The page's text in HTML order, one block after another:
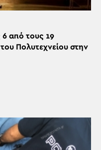
από τους 19
Πολυτεχνείου στην